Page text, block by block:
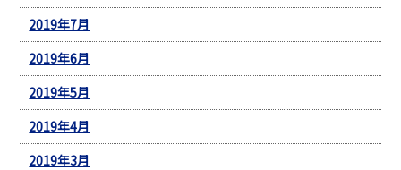
2019年7月
2019年6月
2019年5月
2019年4月
2019年3月